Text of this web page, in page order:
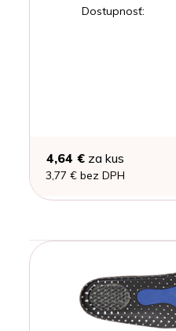
Dostupnosť:
4,64 €za kus
3,77 € bez DPH